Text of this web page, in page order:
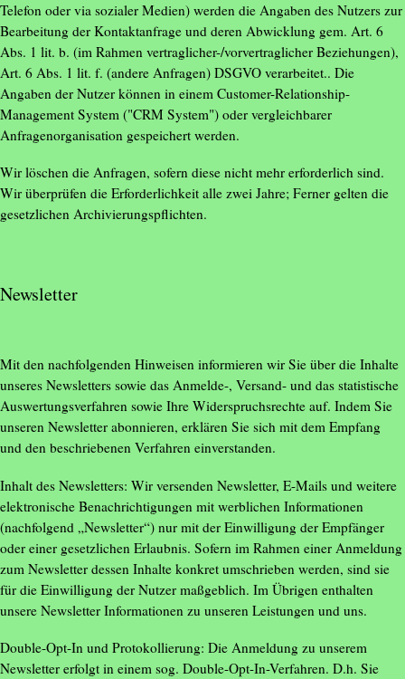
Telefon oder via sozialer Medien) werden die Angaben des Nutzers zur
Bearbeitung der Kontaktanfrage und deren Abwicklung gem. Art. 6
Abs. 1 lit. b. (im Rahmen vertraglicher-/vorvertraglicher Beziehungen),
Art. 6 Abs. 1 lit. f. (andere Anfragen) DSGVO verarbeitet.. Die
Angaben der Nutzer können in einem Customer-Relationship-
Management System ("CRM System") oder vergleichbarer
Anfragenorganisation gespeichert werden.
Wir löschen die Anfragen, sofern diese nicht mehr erforderlich sind.
Wir überprüfen die Erforderlichkeit alle zwei Jahre; Ferner gelten die
gesetzlichen Archivierungspflichten.
Newsletter
Mit den nachfolgenden Hinweisen informieren wir Sie über die Inhalte
unseres Newsletters sowie das Anmelde-, Versand- und das statistische
Auswertungsverfahren sowie Ihre Widerspruchsrechte auf. Indem Sie
unseren Newsletter abonnieren, erklären Sie sich mit dem Empfang
und den beschriebenen Verfahren einverstanden.
Inhalt des Newsletters: Wir versenden Newsletter, E-Mails und weitere
elektronische Benachrichtigungen mit werblichen Informationen
(nachfolgend „Newsletter“) nur mit der Einwilligung der Empfänger
oder einer gesetzlichen Erlaubnis. Sofern im Rahmen einer Anmeldung
zum Newsletter dessen Inhalte konkret umschrieben werden, sind sie
für die Einwilligung der Nutzer maßgeblich. Im Übrigen enthalten
unsere Newsletter Informationen zu unseren Leistungen und uns.
Double-Opt-In und Protokollierung: Die Anmeldung zu unserem
Newsletter erfolgt in einem sog. Double-Opt-In-Verfahren. D.h. Sie